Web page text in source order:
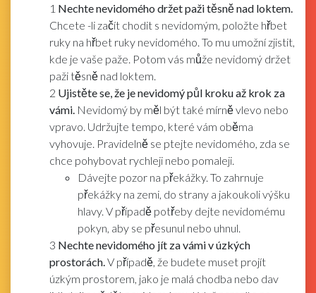
1 Nechte nevidomého držet paži těsně nad loktem.
Chcete -li začít chodit s nevidomým, položte hřbet
ruky na hřbet ruky nevidomého. To mu umožní zjistit,
kde je vaše paže. Potom vás může nevidomý držet
paži těsně nad loktem.
2 Ujistěte se, že je nevidomý půl kroku až krok za
vámi. Nevidomý by měl být také mírně vlevo nebo
vpravo. Udržujte tempo, které vám oběma
vyhovuje. Pravidelně se ptejte nevidomého, zda se
chce pohybovat rychleji nebo pomaleji.
Dávejte pozor na překážky. To zahrnuje
překážky na zemi, do strany a jakoukoli výšku
hlavy. V případě potřeby dejte nevidomému
pokyn, aby se přesunul nebo uhnul.
3 Nechte nevidomého jít za vámi v úzkých
prostorách.V případě, že budete muset projít
úzkým prostorem, jako je malá chodba nebo dav